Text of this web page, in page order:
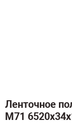
Ленточное
M71